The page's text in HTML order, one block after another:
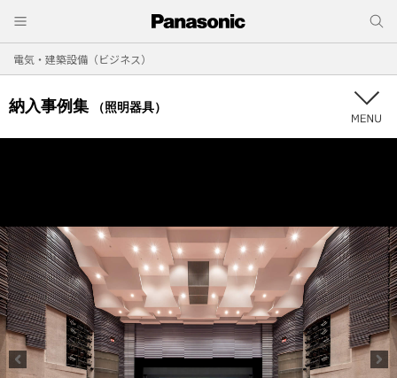
電気・建築設備（ビジネス）
納入事例集 （照明器具）